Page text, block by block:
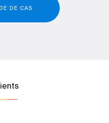
DE CAS